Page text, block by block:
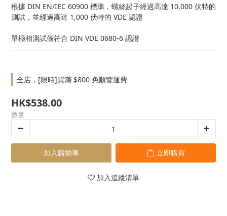
根據 DIN EN/IEC 60900 標準，螺絲起子經過高達 10,000 伏特的
測試，並經過高達 1,000 伏特的 VDE 認證
單極相測試儀符合 DIN VDE 0680-6 認證
全店，[限時]買滿 $800 免順豐運費
HK$538.00
數量
加入購物車 立即購買
加入追蹤清單